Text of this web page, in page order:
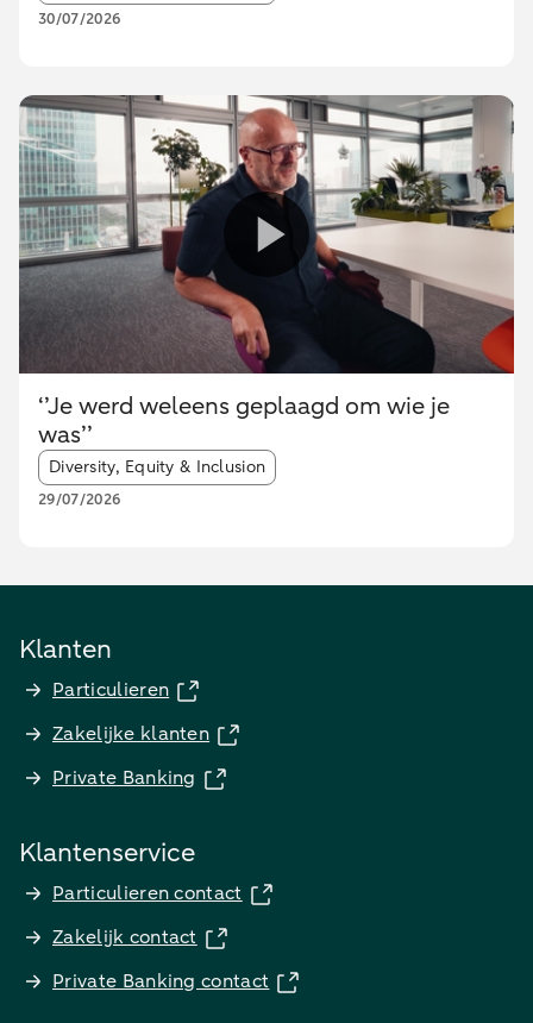
30/07/2026
‘’Je werd weleens geplaagd om wie je
was’’
Article tags:
Diversity, Equity & Inclusion
29/07/2026
Klanten
Particulieren
Zakelijke klanten
Private Banking
Klantenservice
Particulieren contact
Zakelijk contact
Private Banking contact